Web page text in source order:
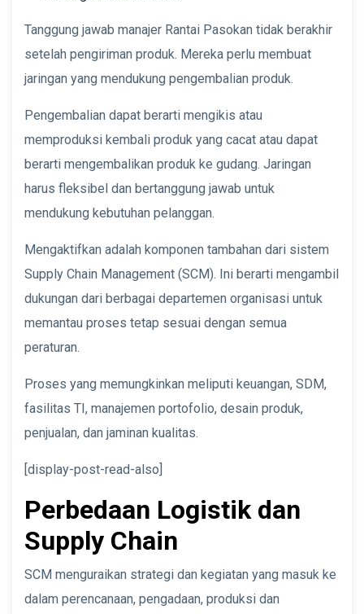
Tanggung jawab manajer Rantai Pasokan tidak berakhir
setelah pengiriman produk. Mereka perlu membuat
jaringan yang mendukung pengembalian produk.
Pengembalian dapat berarti mengikis atau
memproduksi kembali produk yang cacat atau dapat
berarti mengembalikan produk ke gudang. Jaringan
harus fleksibel dan bertanggung jawab untuk
mendukung kebutuhan pelanggan.
Mengaktifkan adalah komponen tambahan dari sistem
Supply Chain Management (SCM). Ini berarti mengambil
dukungan dari berbagai departemen organisasi untuk
memantau proses tetap sesuai dengan semua
peraturan.
Proses yang memungkinkan meliputi keuangan, SDM,
fasilitas TI, manajemen portofolio, desain produk,
penjualan, dan jaminan kualitas.
[display-post-read-also]
Perbedaan Logistik dan
Supply Chain
SCM menguraikan strategi dan kegiatan yang masuk ke
dalam perencanaan, pengadaan, produksi dan